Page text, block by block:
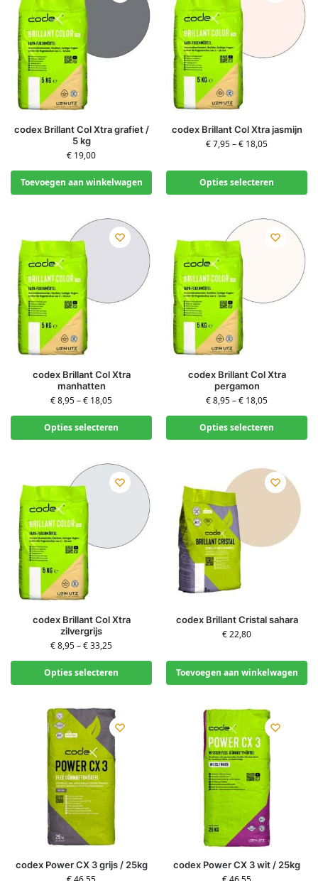
codex Brillant Col Xtra grafiet /
5 kg
€ 19,00
Toevoegen aan winkelwagen
codex Brillant Col Xtra jasmijn
€7,95–€ 18,05
Opties selecteren
codex Brillant Col Xtra
manhatten
€8,95–€ 18,05
Opties selecteren
codex Brillant Col Xtra
pergamon
€8,95–€ 18,05
Opties selecteren
codex Brillant Col Xtra
zilvergrijs
€8,95–€33,25
Opties selecteren
codex Brillant Cristal sahara
€22,80
Toevoegen aan winkelwagen
codex Power CX 3 grijs / 25kg codex Power CX 3 wit / 25kg